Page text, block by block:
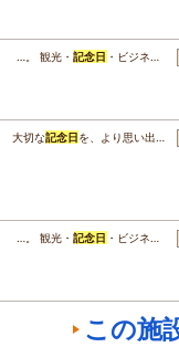
…。 観光・記念日 ・ビジネ…
大切な記念日 を、より思い出…
…。 観光・記念日 ・ビジネ…
この施